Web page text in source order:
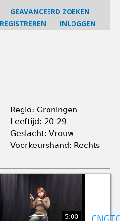
GEAVANCEERD ZOEKEN
REGISTREREN
INLOGGEN
Regio: Groningen
Leeftijd: 20-29
Geslacht: Vrouw
Voorkeurshand: Rechts
5:00